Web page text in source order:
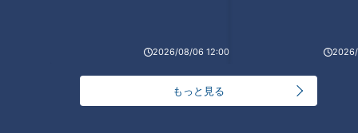
2026/08/06 12:00
もっと見る
【皮膚の難病と闘う家族の
た場所とは…配信型ドキュメ
【誹謗中傷】訴訟費用は１
００万円‥回収の見込みなく
ても犯人を捜す理由は？ 難